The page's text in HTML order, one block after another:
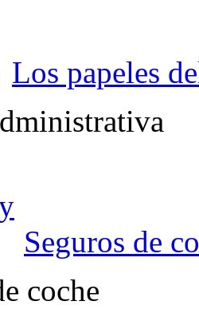
Los papeles
Seguros de
coche